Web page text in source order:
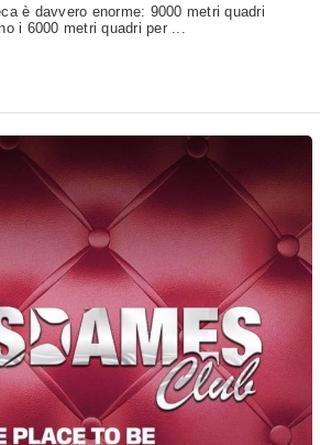
è davvero enorme: 9000 metri quadri
i 6000 metri quadri per ...